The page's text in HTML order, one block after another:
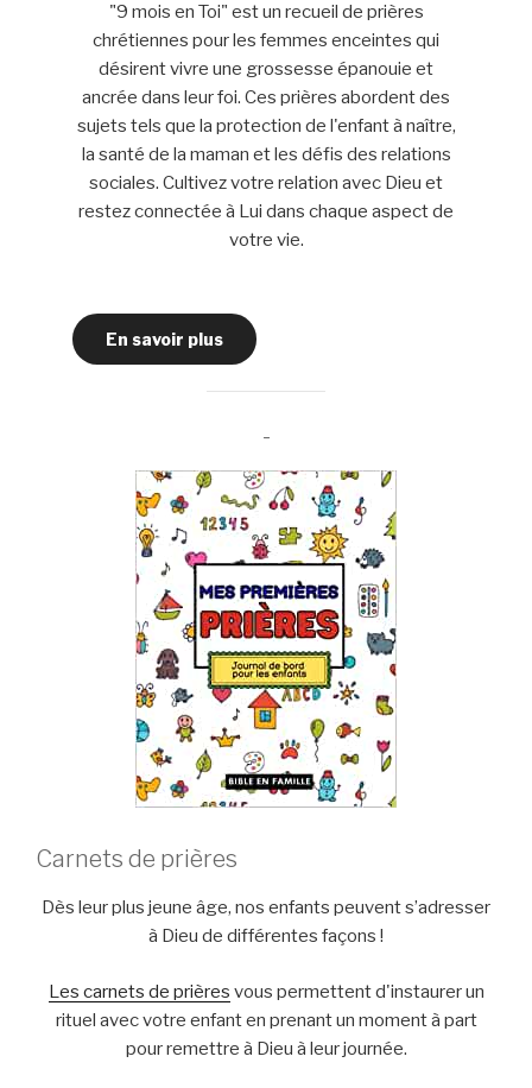
"9 mois en Toi" est un recueil de prières
chrétiennes pour les femmes enceintes qui
désirent vivre une grossesse épanouie et
ancrée dans leur foi. Ces prières abordent des
sujets tels que la protection de l'enfant à naître,
la santé de la maman et les défis des relations
sociales. Cultivez votre relation avec Dieu et
restez connectée à Lui dans chaque aspect de
votre vie.
En savoir plus
-
Carnets de prières
Dès leur plus jeune âge, nos enfants peuvent s’adresser
à Dieu de différentes façons !
Les carnets de prières vous permettent d'instaurer un
rituel avec votre enfant en prenant un moment à part
pour remettre à Dieu à leur journée.